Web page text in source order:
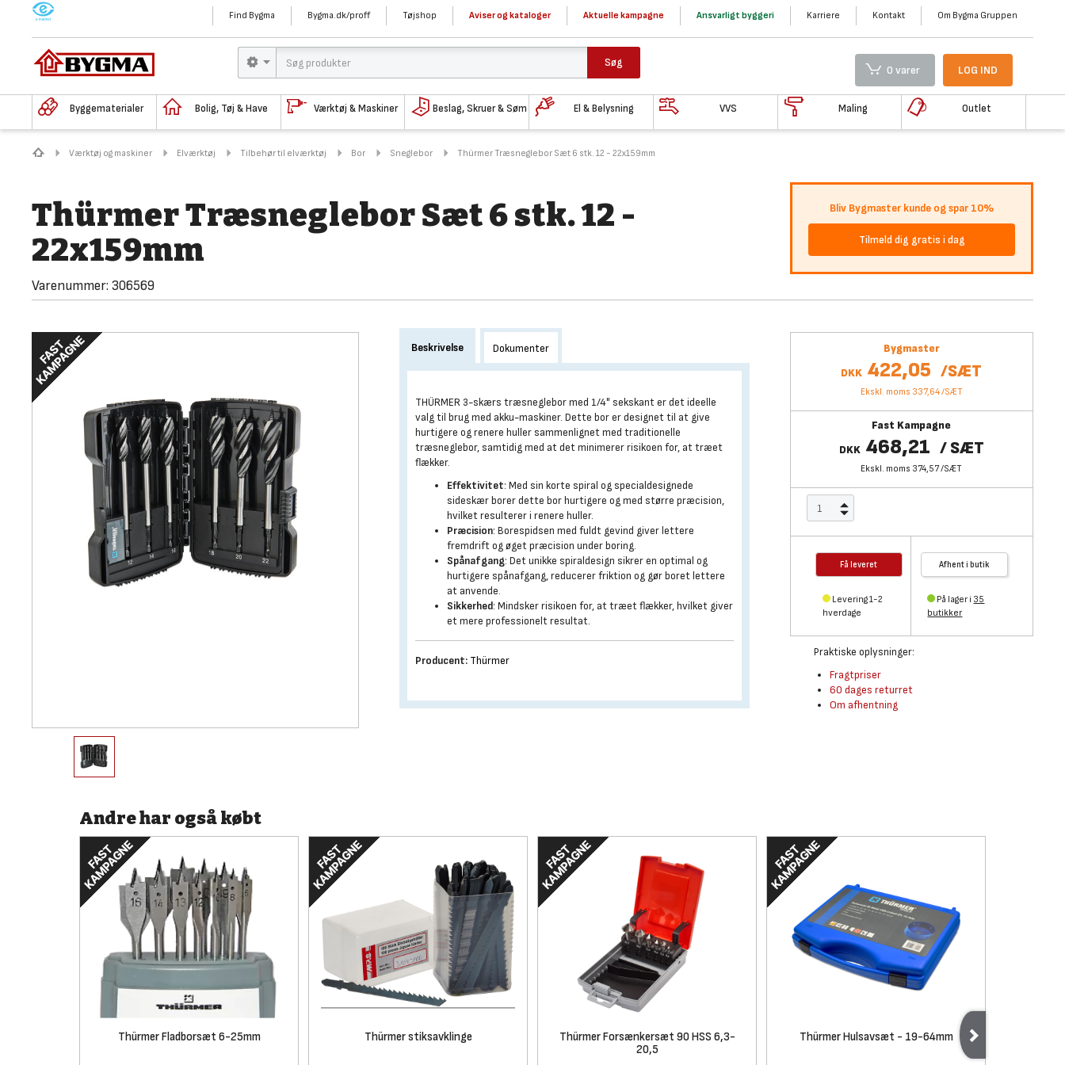
M Find Bygma Bygma.dk/proff Tøjshop Aviser og kataloger Aktuelle kampagne Ansvarligt byggeri Karriere Kontakt Om Bygma Gruppen
Søg
0 varer LOG IND
Byggematerialer Bolig, Tøj & Have Værktøj & Maskiner Beslag, Skruer & Søm El & Belysning VVS Maling Outlet
Værktøj og maskiner Elværktøj Tilbehør til elværktøj Bor Sneglebor Thürmer Træsneglebor Sæt 6 stk. 12 - 22x159mm
Thürmer Træsneglebor Sæt 6 stk. 12 -
22x159mm
Varenummer: 306569
Bliv Bygmaster kunde og spar 10%
Tilmeld dig gratis i dag
Bygmaster
DKK 422,05 /SÆT
Ekskl. moms 337,64/SÆT
Fast Kampagne
DKK 468,21 /SÆT
Ekskl. moms 374,57/SÆT
Få leveret
Levering 1-2
hverdage
Afhent i butik
På lager i 35
butikker
Praktiske oplysninger:
Fragtpriser
60 dages returret
Om afhentning
Beskrivelse Dokumenter
THÜRMER 3-skærs træsneglebor med 1/4" sekskant er det ideelle
valg til brug med akku-maskiner. Dette bor er designet til at give
hurtigere og renere huller sammenlignet med traditionelle
træsneglebor, samtidig med at det minimerer risikoen for, at træet
flækker.
Effektivitet: Med sin korte spiral og specialdesignede
sideskær borer dette bor hurtigere og med større præcision,
hvilket resulterer i renere huller.
Præcision: Borespidsen med fuldt gevind giver lettere
fremdrift og øget præcision under boring.
Spånafgang: Det unikke spiraldesign sikrer en optimal og
hurtigere spånafgang, reducerer friktion og gør boret lettere
at anvende.
Sikkerhed: Mindsker risikoen for, at træet flækker, hvilket giver
et mere professionelt resultat.
Producent: Thürmer
Andre har også købt
Thürmer Fladborsæt 6-25mm Thürmer stiksavklinge
Thürmer Forsænkersæt 90 HSS 6,3-
20,5
Thürmer Hulsavsæt - 19-64mm